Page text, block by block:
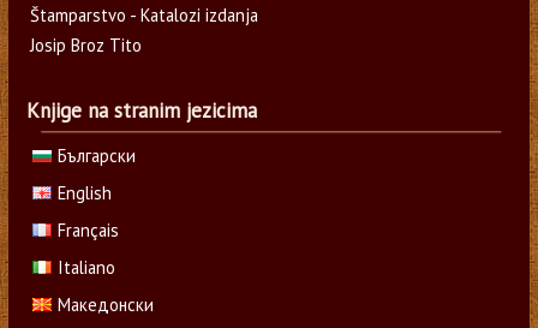
Štamparstvo - Katalozi izdanja
Josip Broz Tito
Knjige na stranim jezicima
Български
English
Français
Italiano
Македонски